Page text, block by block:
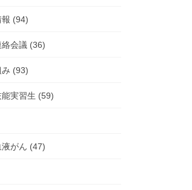
(94)
会議 (36)
(93)
実習生 (59)
がん (47)